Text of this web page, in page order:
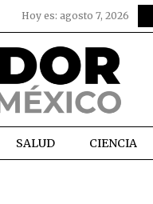
Hoy es: agosto 7, 2026
SALUD CIENCIA